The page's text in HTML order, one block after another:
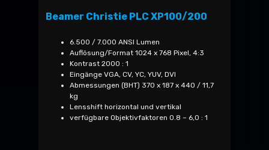
Beamer Christie PLC XP100/200
6.500 / 7.000 ANSI Lumen
Auflösung/Format 1024 x 768 Pixel, 4:3
Kontrast 2000 : 1
Eingänge VGA, CV, YC, YUV, DVI
Abmessungen (BHT) 370 x 187 x 440 / 11,7
kg
Lensshift horizontal und vertikal
verfügbare Objektivfaktoren 0.8 – 6,0 : 1